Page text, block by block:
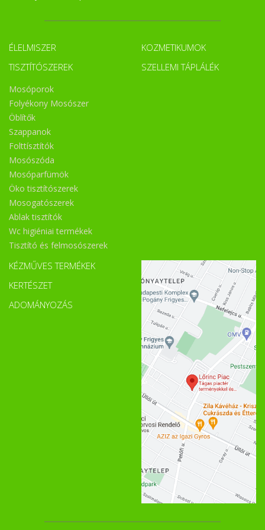
ÉLELMISZER
TISZTÍTÓSZEREK
Mosóporok
Folyékony Mosószer
Öblítők
Szappanok
Folttísztítók
Mosószóda
Mosóparfümök
Öko tisztítószerek
Mosogatószerek
Ablak tisztítók
Wc higiéniai termékek
Tisztító és felmosószerek
KOZMETIKUMOK
SZELLEMI TÁPLÁLÉK
KÉZMŰVES TERMÉKEK
KERTÉSZET
ADOMÁNYOZÁS